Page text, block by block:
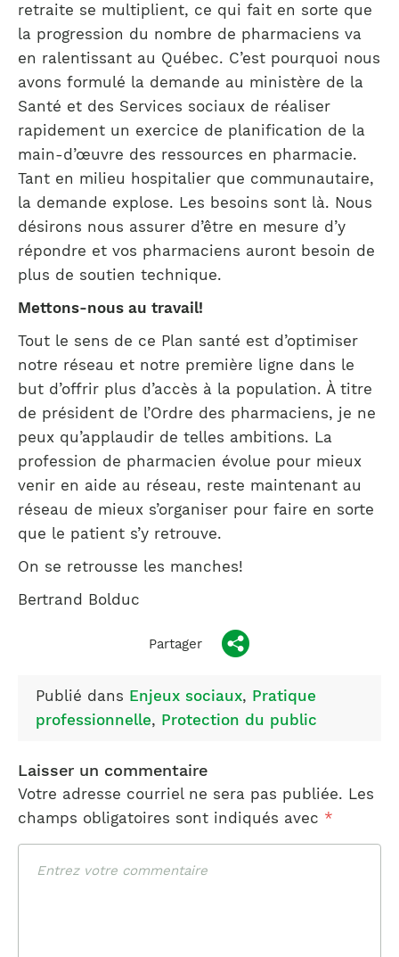
retraite se multiplient, ce qui fait en sorte que
la progression du nombre de pharmaciens va
en ralentissant au Québec. C’est pourquoi nous
avons formulé la demande au ministère de la
Santé et des Services sociaux de réaliser
rapidement un exercice de planification de la
main-d’œuvre des ressources en pharmacie.
Tant en milieu hospitalier que communautaire,
la demande explose. Les besoins sont là. Nous
désirons nous assurer d’être en mesure d’y
répondre et vos pharmaciens auront besoin de
plus de soutien technique.
Mettons-nous au travail!
Tout le sens de ce Plan santé est d’optimiser
notre réseau et notre première ligne dans le
but d’offrir plus d’accès à la population. À titre
de président de l’Ordre des pharmaciens, je ne
peux qu’applaudir de telles ambitions. La
profession de pharmacien évolue pour mieux
venir en aide au réseau, reste maintenant au
réseau de mieux s’organiser pour faire en sorte
que le patient s’y retrouve.
On se retrousse les manches!
Bertrand Bolduc
Partager
Publié dans Enjeux sociaux, Pratique
professionnelle, Protection du public
Laisser un commentaire
Votre adresse courriel ne sera pas publiée. Les
champs obligatoires sont indiqués avec *